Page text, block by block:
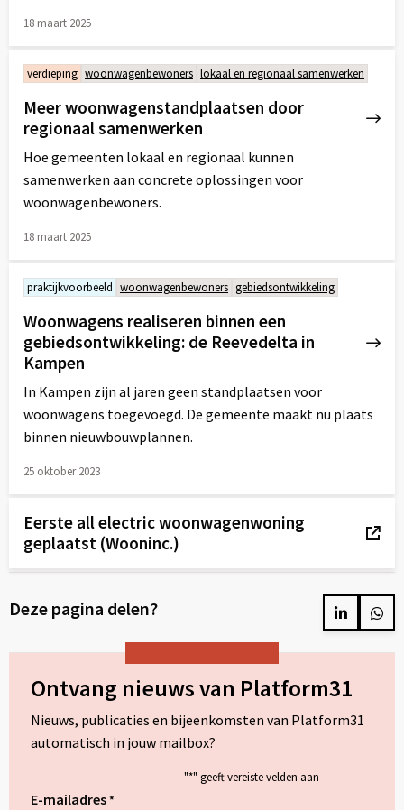
18 maart 2025
meer
over
verdieping woonwagenbewoners lokaal en regionaal samenwerken
Meer woonwagenstandplaatsen door
regionaal samenwerken
Hoe gemeenten lokaal en regionaal kunnen
samenwerken aan concrete oplossingen voor
woonwagenbewoners.
18 maart 2025
meer
over
praktijkvoorbeeld woonwagenbewoners gebiedsontwikkeling
Woonwagens realiseren binnen een
gebiedsontwikkeling: de Reevedelta in
Kampen
In Kampen zijn al jaren geen standplaatsen voor
woonwagens toegevoegd. De gemeente maakt nu plaats
binnen nieuwbouwplannen.
25 oktober 2023
over
Eerste all electric woonwagenwoning
geplaatst (Wooninc.)
naar
Deze pagina delen?
Delen
LinkedIn
Ontvang nieuws van Platform31
Nieuws, publicaties en bijeenkomsten van Platform31
automatisch in jouw mailbox?
"*" geeft vereiste velden aan
E-mailadres*